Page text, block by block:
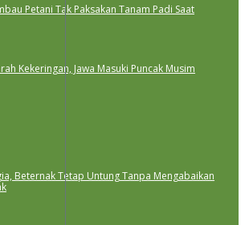
Petani Tak Paksakan Tanam Padi Saat
Kekeringan, Jawa Masuki Puncak Musim
Beternak Tetap Untung Tanpa Mengabaikan